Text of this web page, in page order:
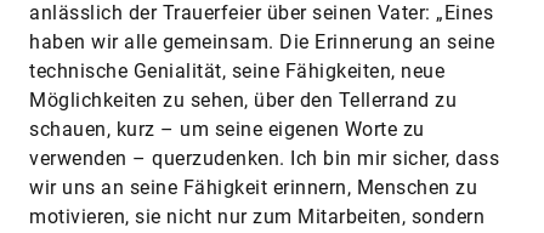
anlässlich der Trauerfeier über seinen Vater: „Eines
haben wir alle gemeinsam. Die Erinnerung an seine
technische Genialität, seine Fähigkeiten, neue
Möglichkeiten zu sehen, über den Tellerrand zu
schauen, kurz – um seine eigenen Worte zu
verwenden – querzudenken. Ich bin mir sicher, dass
wir uns an seine Fähigkeit erinnern, Menschen zu
motivieren, sie nicht nur zum Mitarbeiten, sondern